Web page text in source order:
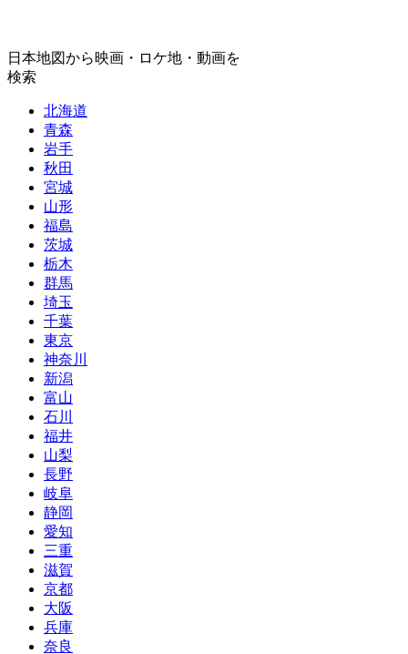
日本地図から映画・ロケ地・動画を
検索
北海道
青森
岩手
秋田
宮城
山形
福島
茨城
栃木
群馬
埼玉
千葉
東京
神奈川
新潟
富山
石川
福井
山梨
長野
岐阜
静岡
愛知
三重
滋賀
京都
大阪
兵庫
奈良